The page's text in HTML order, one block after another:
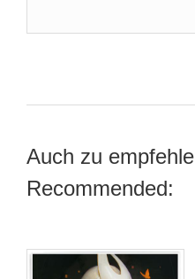
Auch zu
Recommended: